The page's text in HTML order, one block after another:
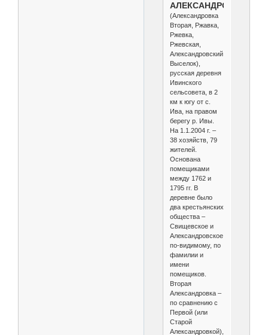
АЛЕКСАНДРОВКА
(Александровка
Вторая, Ржавка,
Ржевка,
Ржевская,
Александровский
Выселок),
русская деревня
Ивинского
сельсовета, в 2
км к югу от с.
Ива, на правом
берегу р. Ивы.
На 1.1.2004 г. –
38 хозяйств, 79
жителей.
Основана
помещиками
между 1762 и
1795 гг. В
деревне было
два крестьянских
общества –
Свищевское и
Александровское,
по-видимому, по
фамилии и
имени
помещиков.
Вторая
Александровка –
по сравнению с
Первой (или
Старой
Александровкой),